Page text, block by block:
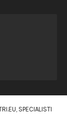
, SPECIALISTI